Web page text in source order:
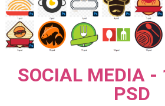
SOCIAL MEDIA -
PSD